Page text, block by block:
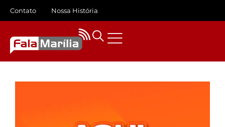
Contato Nossa História